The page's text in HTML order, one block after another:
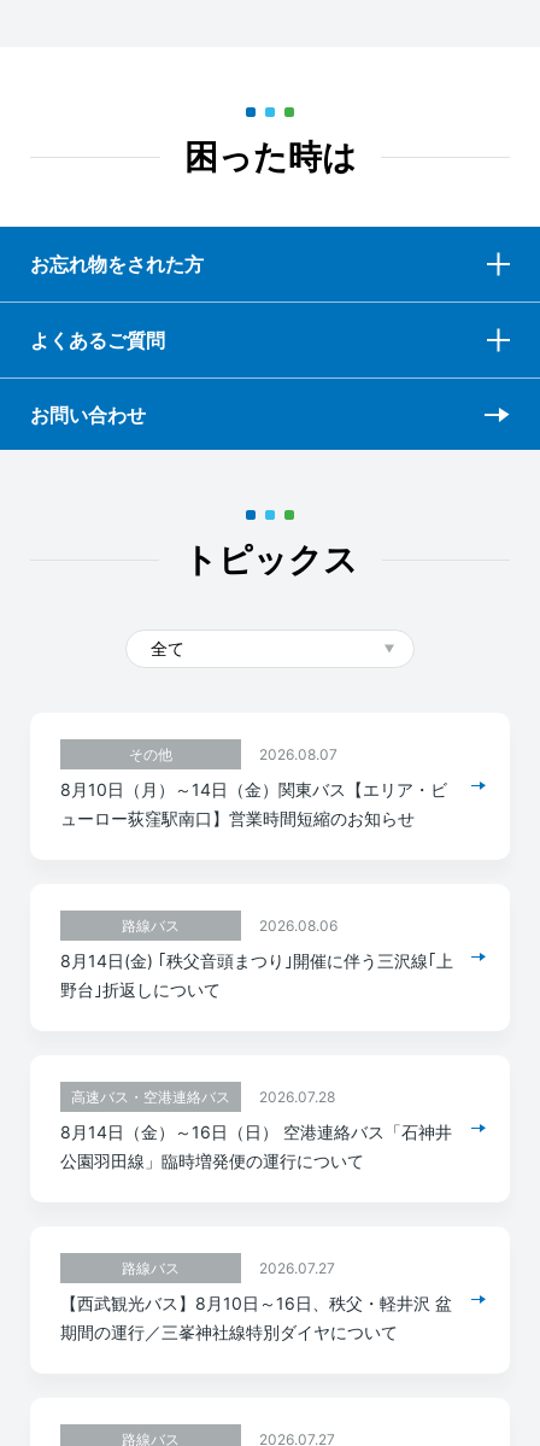
困った時は
お忘れ物をされた方
よくあるご質問
お問い合わせ
トピックス
その他 2026.08.07
8月10日（月）～14日（金）関東バス【エリア・ビ
ューロー荻窪駅南口】営業時間短縮のお知らせ
路線バス 2026.08.06
8月14日(金) ｢秩父音頭まつり｣開催に伴う三沢線｢上
野台｣折返しについて
高速バス・空港連絡バス 2026.07.28
8月14日（金）～16日（日） 空港連絡バス「石神井
公園羽田線」臨時増発便の運行について
路線バス 2026.07.27
【西武観光バス】8月10日～16日、秩父・軽井沢 盆
期間の運行／三峯神社線特別ダイヤについて
路線バス 2026.07.27